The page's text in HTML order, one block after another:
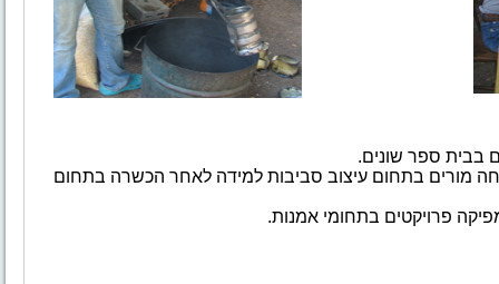
בבית ספר שונים.
מורים בתחום עיצוב סביבות למידה לאחר הכשרה בתחום
פרויקטים בתחומי אמנות.